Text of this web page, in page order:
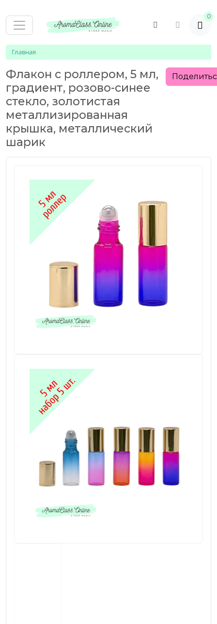
0
Главная
Флакон с роллером, 5 мл,
градиент, розово-синее
стекло, золотистая
металлизированная
крышка, металлический
шарик